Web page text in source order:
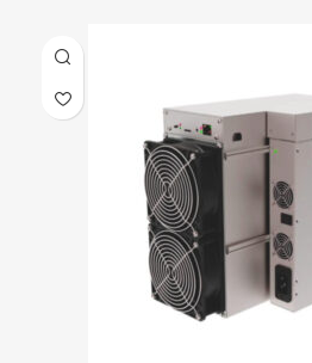
ЭНЕРГОЭФФЕКТИВНОСТЬ
ИСТОЧНИК ПИТАНИЯ
ОХЛАЖДЕНИЕ
УРОВЕНЬ ШУМА